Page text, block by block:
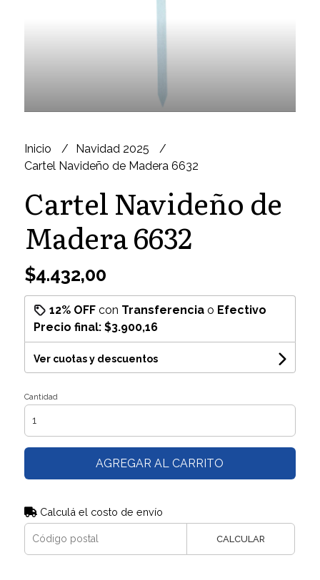
Inicio
Navidad 2025
Cartel Navideño de Madera 6632
Cartel Navideño de
Madera 6632
$4.432,00
12% OFFcon Transferenciao Efectivo
Precio final: $3.900,16
Ver cuotas y descuentos
Cantidad
AGREGAR AL CARRITO
Calculá el costo de envío
CALCULAR